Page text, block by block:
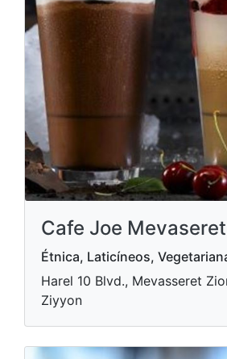
Cafe Joe Mevaseret
Étnica, Laticíneos,
Harel 10 Blvd., Mevasseret
Ziyyon